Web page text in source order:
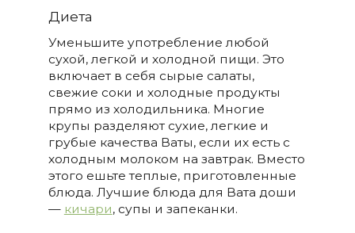
Диета
Уменьшите употребление любой
сухой, легкой и холодной пищи. Это
включает в себя сырые салаты,
свежие соки и холодные продукты
прямо из холодильника. Многие
крупы разделяют сухие, легкие и
грубые качества Ваты, если их есть с
холодным молоком на завтрак. Вместо
этого ешьте теплые, приготовленные
блюда. Лучшие блюда для Вата доши
— кичари, супы и запеканки.